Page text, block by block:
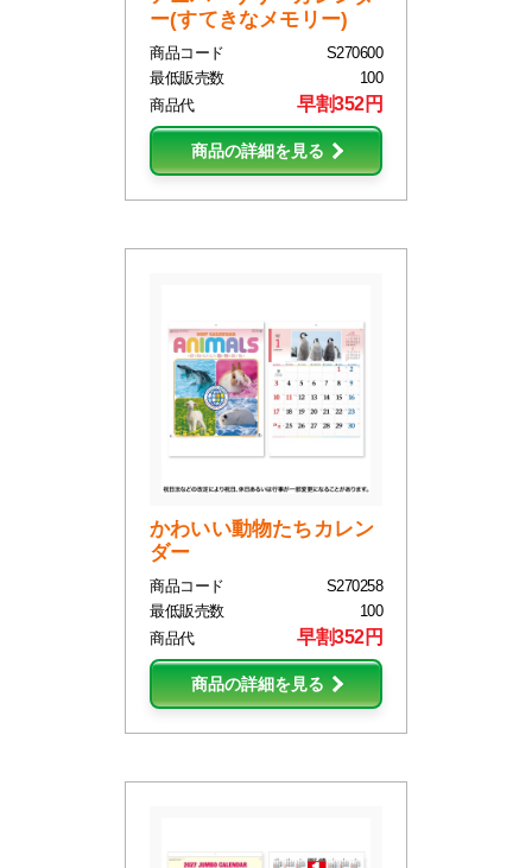
ー(すてきなメモリー)
商品コード
S270600
最低販売数
100
商品代
早割352円
商品の詳細を見る
かわいい動物たちカレン
ダー
商品コード
S270258
最低販売数
100
商品代
早割352円
商品の詳細を見る